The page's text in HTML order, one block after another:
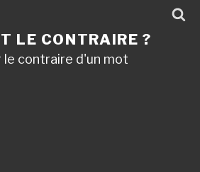
LE CONTRAIRE ?
le contraire d'un mot